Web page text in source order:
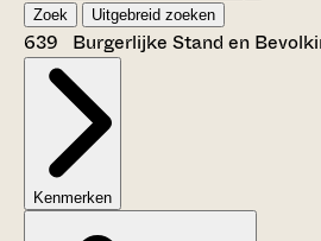
Zoek Uitgebreid zoeken
639 Burgerlijke Stand en
Kenmerken